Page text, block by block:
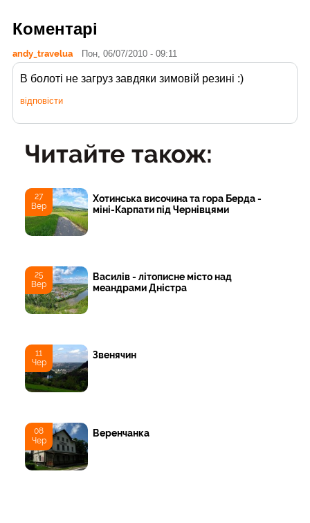
Коментарі
andy_travelua Пон, 06/07/2010 - 09:11
В болоті не загруз завдяки зимовій резині :)
відповісти
Читайте також:
27
Вер
Хотинська височина та гора Берда -
міні-Карпати під Чернівцями
25
Вер
Василів - літописне місто над
меандрами Дністра
11
Чер
Звенячин
08
Чер
Веренчанка